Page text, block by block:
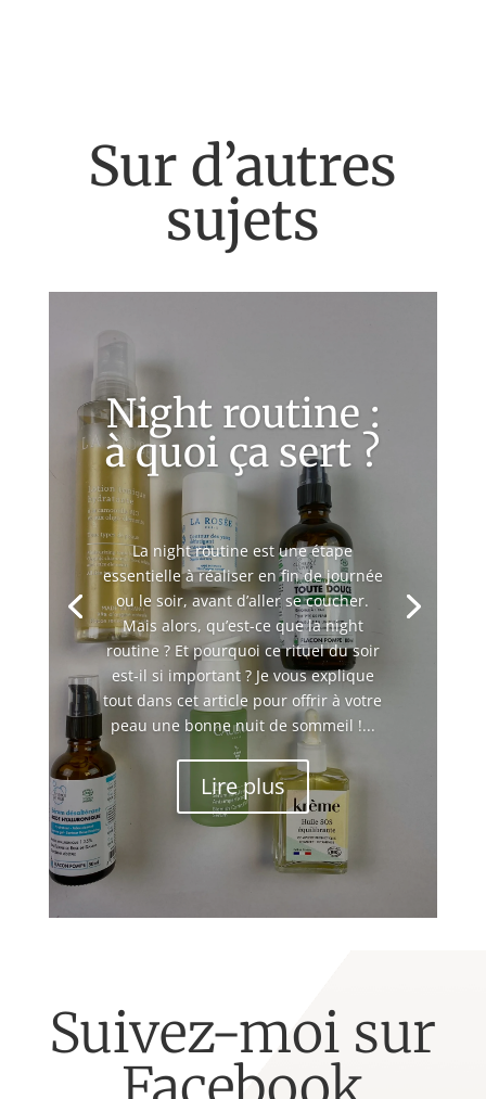
Sur d’autres
sujets
Night routine :
à quoi ça sert ?
La night routine est une étape
essentielle à réaliser en fin de journée
ou le soir, avant d’aller se coucher.
Mais alors, qu’est-ce que la night
routine ? Et pourquoi ce rituel du soir
est-il si important ? Je vous explique
tout dans cet article pour offrir à votre
peau une bonne nuit de sommeil !...
Lire plus
Suivez-moi sur